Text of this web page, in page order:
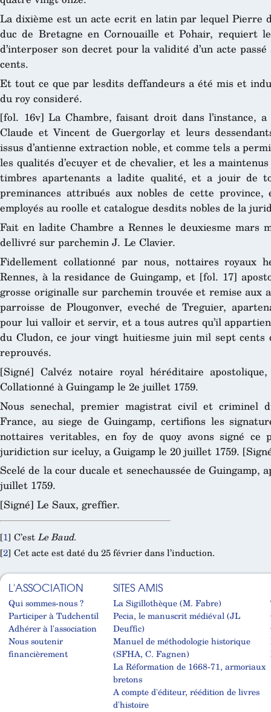
La dixième est un acte ecrit en latin par lequel Pierre
duc de Bretagne en Cornouaille et Pohair, requiert
d’interposer son decret pour la validité d’un acte
cents.
Et tout ce que par lesdits deffandeurs a été mis et
du roy consideré.
[fol. 16v] La Chambre, faisant droit dans l’instance,
Claude et Vincent de Guergorlay et leurs
issus d’antienne extraction noble, et comme tels a
les qualités d’ecuyer et de chevalier, et les a
timbres apartenants a ladite qualité, et a jouir de
preminances attribués aux nobles de cette
employés au roolle et catalogue desdits nobles de la
Fait en ladite Chambre a Rennes le deuxiesme mars
dellivré sur parchemin J. Le Clavier.
Fidellement collationné par nous, nottaires royaux
Rennes, à la residance de Guingamp, et [fol. 17]
grosse originalle sur parchemin trouvée et remise aux
parroisse de Plougonver, eveché de Treguier,
pour lui valloir et servir, et a tous autres qu’il
du Cludon, ce jour vingt huitiesme juin mil sept cents
reprouvés.
[Signé] Calvéz notaire royal héréditaire
Collationné à Guingamp le 2e juillet 1759.
Nous senechal, premier magistrat civil et criminel
France, au siege de Guingamp, certifions les
nottaires veritables, en foy de quoy avons signé
juridiction sur iceluy, a Guigamp le 20 juillet 1759.
Scelé de la cour ducale et senechaussée de Guingamp,
juillet 1759.
[Signé] Le Saux, greffier.
[1] C’estLe Baud.
[2] Cet acte est daté du 25 février dans l’induction.
L'ASSOCIATION
Qui sommes-nous ?
Participer à Tudchentil
Adhérer à l'association
Nous soutenir
financièrement
SITES AMIS
La Sigillothèque (M. Fabre)
Pecia, le manuscrit médiéval (JL
Deuffic)
Manuel de méthodologie historique
(SFHA, C. Fagnen)
La Réformation de 1668-71, armoriaux
bretons
A compte d'éditeur, réédition de livres
d'histoire